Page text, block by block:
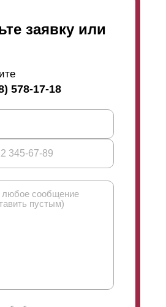
заявку или
578-17-18